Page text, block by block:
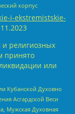
корпус
i-ekstremistskie-
религиозных
принято
или
Кубанской Духовно
Асгардской Веси
Мужская Духовная